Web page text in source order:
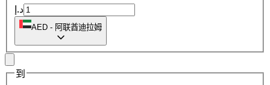
د.إ
AED - 阿联酋迪拉姆
到